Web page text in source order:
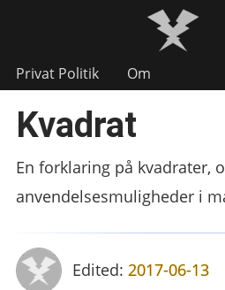
Privat Politik Om
Kvadrat
En forklaring på kvadrater,
anvendelsesmuligheder i
Edited:2017-06-13